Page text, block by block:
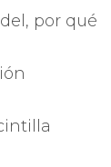
por qué